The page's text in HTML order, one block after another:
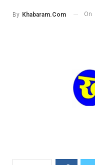
By Khabaram.Com On